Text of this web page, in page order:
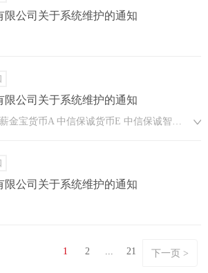
限公司关于系统维护的通知
限公司关于系统维护的通知
中信保诚薪金宝货币A 中信保诚货币E 中信保诚智惠金货币C 中信保诚薪金宝货币E
限公司关于系统维护的通知
1 2 ... 21 下一页 >